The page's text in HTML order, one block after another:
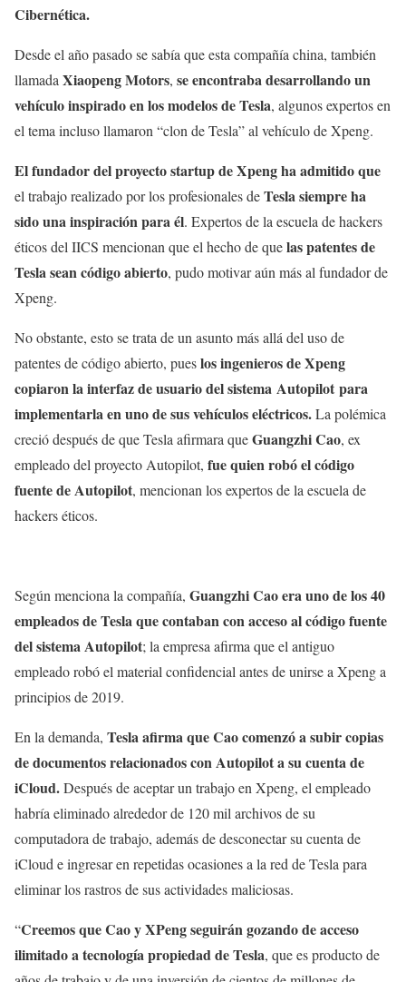
Cibernética.
Desde el año pasado se sabía que esta compañía china, también
llamada Xiaopeng Motors, se encontraba desarrollando un
vehículo inspirado en los modelos de Tesla, algunos expertos en
el tema incluso llamaron “clon de Tesla” al vehículo de Xpeng.
El fundador del proyecto startup de Xpengha admitido que
el trabajo realizado por los profesionales deTesla siempre ha
sido una inspiración para él. Expertos de la escuela de hackers
éticos del IICS mencionan que el hecho de quelas patentes de
Tesla sean código abierto, pudo motivar aún más al fundador de
Xpeng.
No obstante, esto se trata de un asunto más allá del uso de
patentes de código abierto, pueslos ingenieros de Xpeng
copiaron la interfaz de usuario del sistema Autopilot para
implementarla en uno de sus vehículos eléctricos.La polémica
creció después de que Tesla afirmara queGuangzhi Cao, ex
empleado del proyecto Autopilot, fue quien robó el código
fuente de Autopilot, mencionan los expertos de la escuela de
hackers éticos.
Según menciona la compañía, Guangzhi Cao era uno de los 40
empleados de Tesla que contaban con acceso al código fuente
del sistema Autopilot; la empresa afirma que el antiguo
empleado robó el material confidencial antes de unirse a Xpeng a
principios de 2019.
En la demanda, Tesla afirma que Cao comenzó a subir copias
de documentos relacionados con Autopilot a su cuenta de
iCloud.Después de aceptar un trabajo en Xpeng, el empleado
habría eliminado alrededor de 120 mil archivos de su
computadora de trabajo, además de desconectar su cuenta de
iCloud e ingresar en repetidas ocasiones a la red de Tesla para
eliminar los rastros de sus actividades maliciosas.
“Creemos que Cao y XPeng seguirán gozando de acceso
ilimitado a tecnología propiedad de Tesla, que es producto de